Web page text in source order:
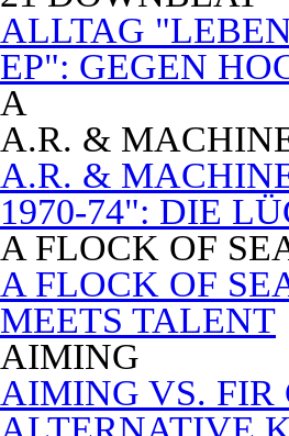
ALLTAG
EP": GEGEN
A
A.R. &
A.R. &
1970-74": DIE
A FLOCK OF
A FLOCK OF
MEETS TALENT
AIMING
AIMING VS. FIR